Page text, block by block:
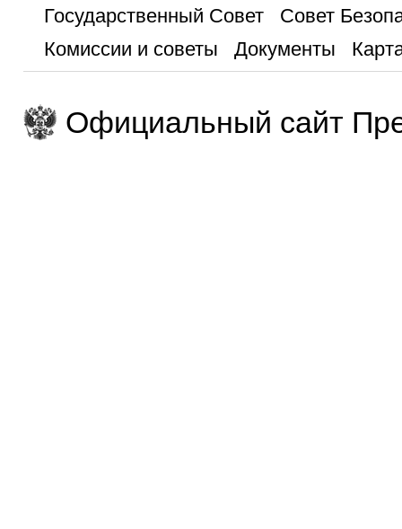
Государственный Совет
Совет
Комиссии и советы
Документы
Официальный сайт